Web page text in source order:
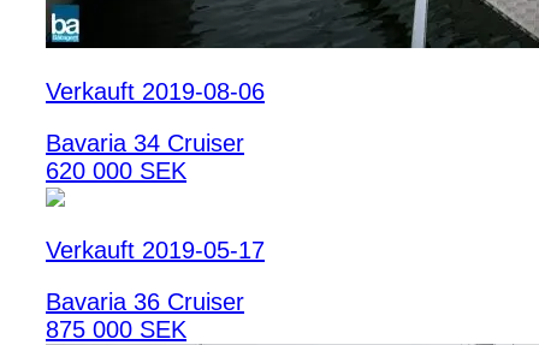
Verkauft 2019-08-06
Bavaria 34 Cruiser
620 000 SEK
Verkauft 2019-05-17
Bavaria 36 Cruiser
875 000 SEK